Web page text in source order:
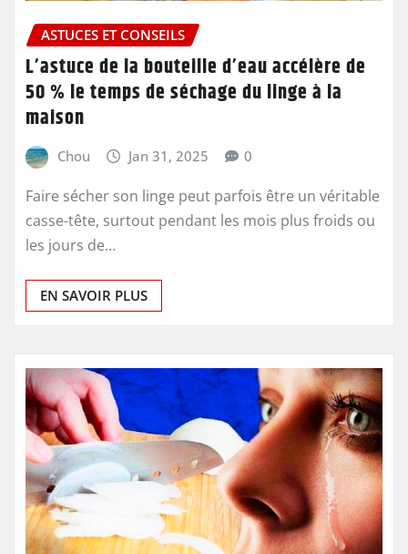
ASTUCES ET CONSEILS
L’astuce de la bouteille d’eau accélère de
50 % le temps de séchage du linge à la
maison
Chou Jan 31, 2025 0
Faire sécher son linge peut parfois être un véritable
casse-tête, surtout pendant les mois plus froids ou
les jours de…
EN SAVOIR PLUS